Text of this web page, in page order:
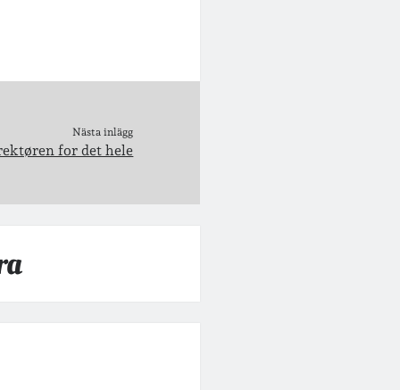
Nästa inlägg
for det hele